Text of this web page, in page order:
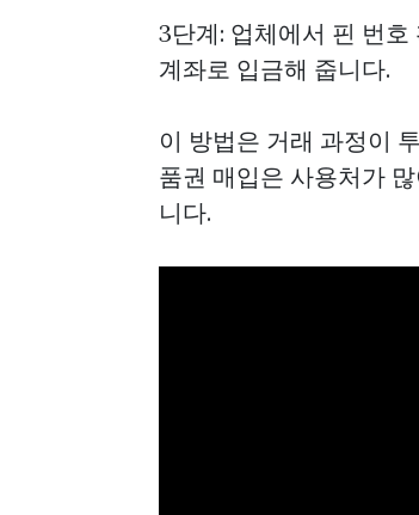
3단계: 업체에서 핀 번
계좌로 입금해 줍니다.
이 방법은 거래 과정이
품권 매입은 사용처가
니다.